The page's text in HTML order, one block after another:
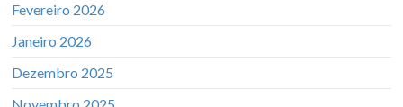
Fevereiro 2026
Janeiro 2026
Dezembro 2025